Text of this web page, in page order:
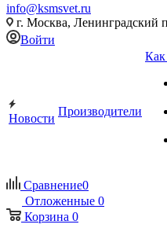
info@ksmsvet.ru
г. Москва, Ленинградский
Войти
Новости
Производители
Как
Сравнение0
Отложенные 0
Корзина 0